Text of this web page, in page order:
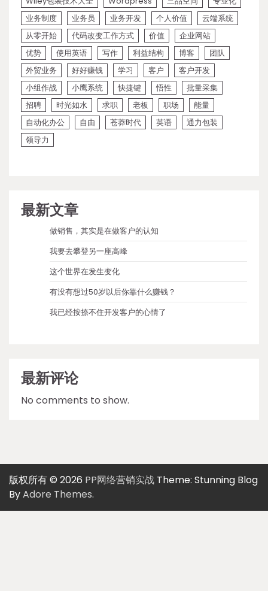
业务制度
业务员 业务开发 个人价值
云端系统
从零开始
代码改变工作方式 价值
企业网站
优势
使用英语 写作 利益结构 博客
团队
外贸业务
好好赚钱 学习 客户
客户开发
小组作战
小鹰系统 快捷键 悟性
批量采集
招聘
时光如水 求职 老板 职场
能量
自动化办公
自由 苍莽时代 英语
通力包装
领导力
最新文章
做销售，其实是在做客户的认知
我要去攀登另一座高峰
这个世界在发生变化
有没有想过50岁以后你靠什么赚钱？
我已经按捺不住开发客户的心情了
最新评论
No comments to show.
版权所有 © 2026 PP网络营销实战 Theme: Stunning Blog
ByAdore Themes.